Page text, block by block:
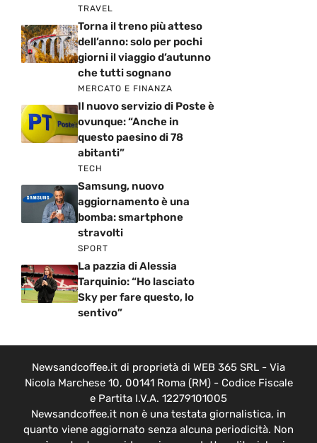
TRAVEL
Torna il treno più atteso
dell’anno: solo per pochi
giorni il viaggio d’autunno
che tutti sognano
MERCATO E FINANZA
Il nuovo servizio di Poste è
ovunque: “Anche in
questo paesino di 78
abitanti”
TECH
Samsung, nuovo
aggiornamento è una
bomba: smartphone
stravolti
SPORT
La pazzia di Alessia
Tarquinio: “Ho lasciato
Sky per fare questo, lo
sentivo”
Newsandcoffee.it di proprietà di WEB 365 SRL - Via
Nicola Marchese 10, 00141 Roma (RM) - Codice Fiscale
e Partita I.V.A. 12279101005
Newsandcoffee.it non è una testata giornalistica, in
quanto viene aggiornato senza alcuna periodicità. Non